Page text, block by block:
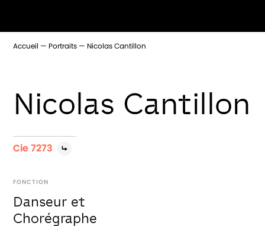
Accueil Portraits Nicolas Cantillon
Nicolas Cantillon
Cie 7273
FONCTION
Danseur et
Chorégraphe